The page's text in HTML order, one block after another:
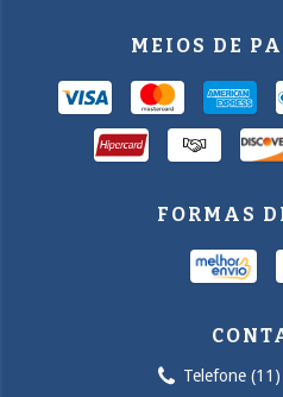
MEIOS DE
FORMAS
Telefone